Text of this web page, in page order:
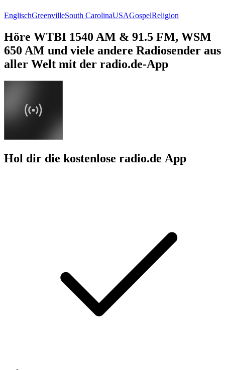
EnglischGreenvilleSouth CarolinaUSAGospelReligion
Höre WTBI 1540 AM & 91.5 FM, WSM
650 AM und viele andere Radiosender aus
aller Welt mit der radio.de-App
Hol dir die kostenlose radio.de App